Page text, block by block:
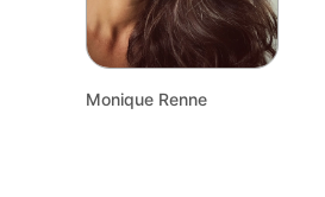
Monique Renne